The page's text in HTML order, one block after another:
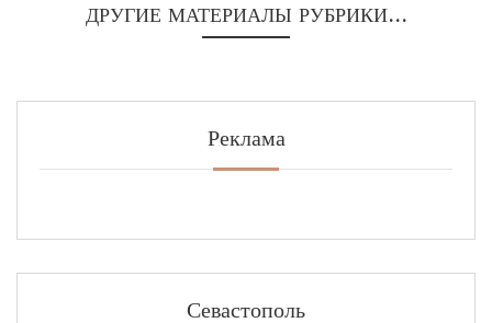
ДРУГИЕ МАТЕРИАЛЫ РУБРИКИ...
Реклама
Севастополь